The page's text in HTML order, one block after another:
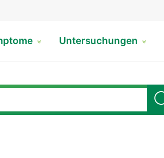
Untersuchungen